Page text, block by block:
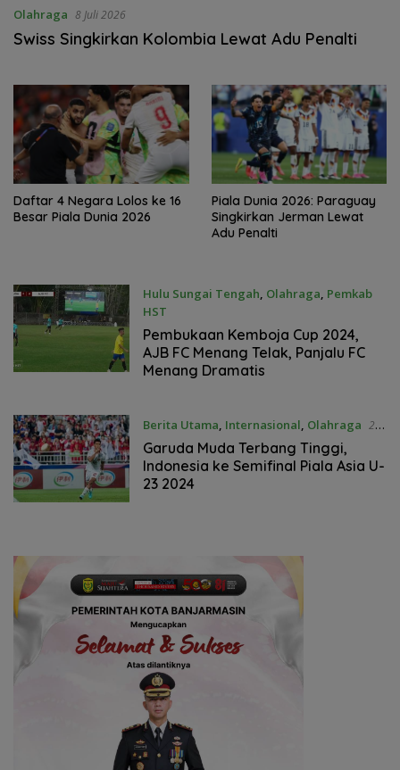
Olahraga 8 Juli 2026
Swiss Singkirkan Kolombia Lewat Adu Penalti
‎Daftar 4 Negara Lolos ke 16
Besar Piala Dunia 2026
Piala Dunia 2026: Paraguay
Singkirkan Jerman Lewat
Adu Penalti
Hulu Sungai Tengah, Olahraga, Pemkab
HST
30 Juni 2024
Pembukaan Kemboja Cup 2024,
AJB FC Menang Telak, Panjalu FC
Menang Dramatis
Berita Utama, Internasional, Olahraga 26
April 2024
Garuda Muda Terbang Tinggi,
Indonesia ke Semifinal Piala Asia U-
23 2024